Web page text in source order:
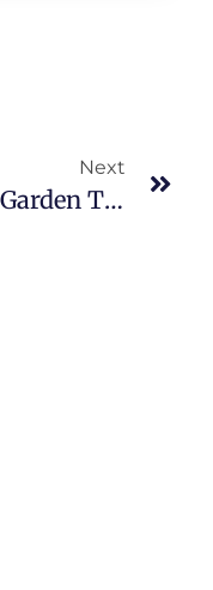
Next
Sala Garden Tổ Chức Lễ Vu Lan Báo Hiếu